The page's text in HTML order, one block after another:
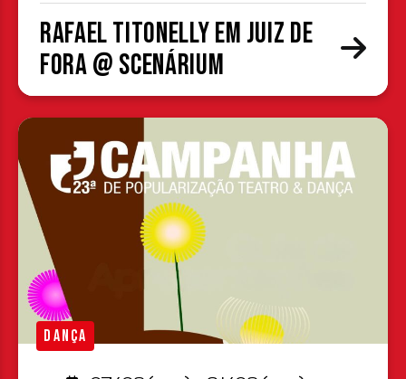
Rafael Titonelly em Juiz de
Fora @ Scenárium
DANÇA